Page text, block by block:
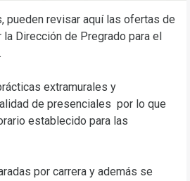
pueden revisar aquí las ofertas de
Dirección de Pregrado para el
extramurales y
de presenciales por lo que
establecido para las
por carrera y además se